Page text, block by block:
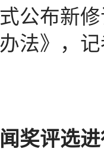
公布新
法》，
奖评选